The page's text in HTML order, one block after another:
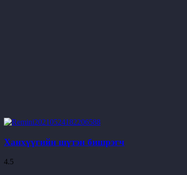
Ханхүүгийн шүтэн бишрэгч
4.5